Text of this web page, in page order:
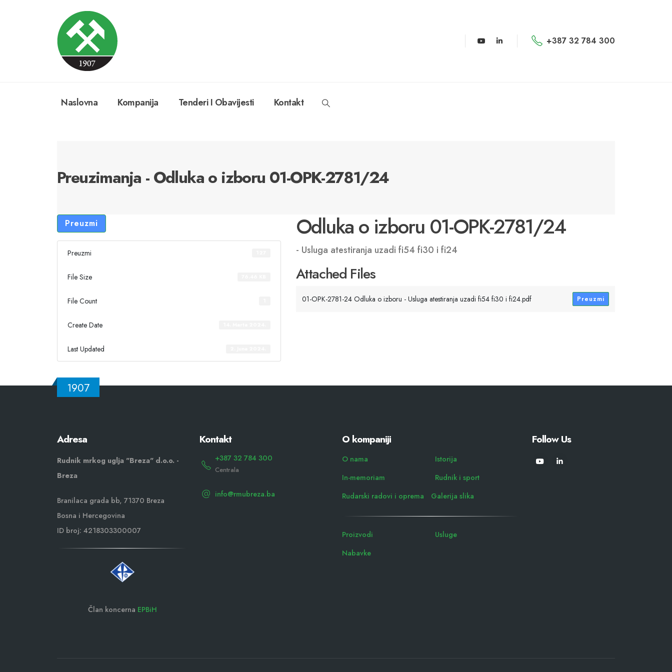
+387 32 784 300
Naslovna Kompanija Tenderi I Obavijesti Kontakt
Preuzimanja - Odluka o izboru 01-OPK-2781/24
Preuzmi
Preuzmi
File Size
File Count
Create Date
Last Updated
Odluka o izboru 01-OPK-2781/24
- Usluga atestiranja uzadi fi54 fi30 i fi24
Attached Files
01-OPK-2781-24 Odluka o izboru - Usluga atestiranja uzadi fi54 fi30 i fi24.pdf Preuzmi
1907
Adresa
Rudnik mrkog uglja "Breza" d.o.o. -
Breza
Branilaca grada bb, 71370 Breza
Bosna i Hercegovina
ID broj: 4218303300007
Član koncerna EPBiH
Kontakt
+387 32 784 300
Centrala
info@rmubreza.ba
O kompaniji
O nama
Istorija
In-memoriam
Rudnik i sport
Rudarski radovi i oprema
Galerija slika
Proizvodi
Usluge
Nabavke
Follow Us